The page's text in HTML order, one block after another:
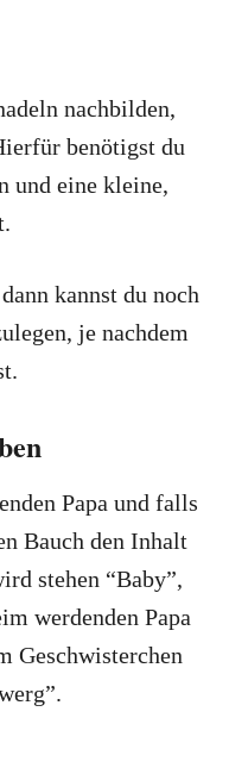
nachbilden,
benötigst du
und eine kleine,
kannst du noch
je nachdem
Papa und falls
Bauch den Inhalt
stehen “Baby”,
werdenden Papa
Geschwisterchen